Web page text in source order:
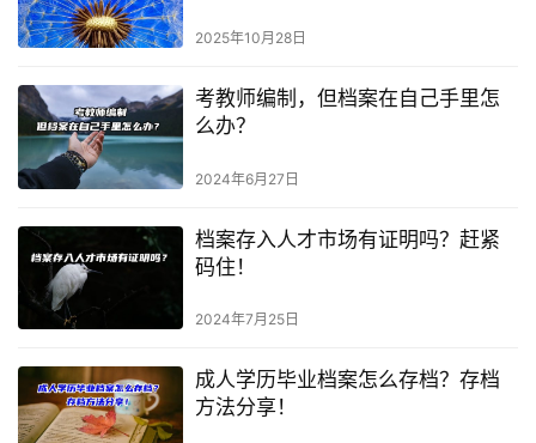
2025年10月28日
考教师编制，但档案在自己手里怎
么办？
2024年6月27日
档案存入人才市场有证明吗？赶紧
码住！
2024年7月25日
成人学历毕业档案怎么存档？存档
方法分享！